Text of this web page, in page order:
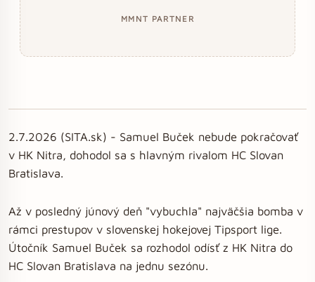
MMNT PARTNER
2.7.2026 (SITA.sk) - Samuel Buček nebude pokračovať
v HK Nitra, dohodol sa s hlavným rivalom HC Slovan
Bratislava.
Až v posledný júnový deň "vybuchla" najväčšia bomba v
rámci prestupov v slovenskej hokejovej Tipsport lige.
Útočník Samuel Buček sa rozhodol odísť z HK Nitra do
HC Slovan Bratislava na jednu sezónu.